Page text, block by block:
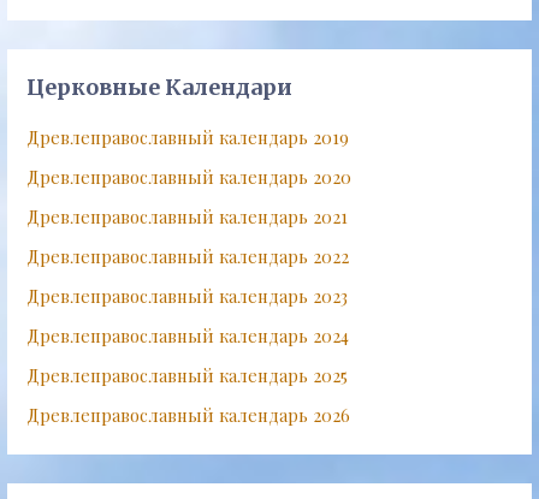
Церковные Календари
Древлеправославный календарь 2019
Древлеправославный календарь 2020
Древлеправославный календарь 2021
Древлеправославный календарь 2022
Древлеправославный календарь 2023
Древлеправославный календарь 2024
Древлеправославный календарь 2025
Древлеправославный календарь 2026